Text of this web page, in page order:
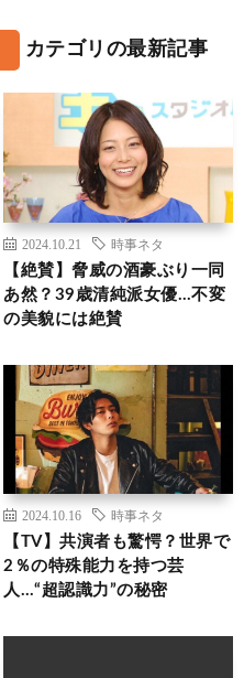
カテゴリの最新記事
2024.10.21 時事ネタ
【絶賛】脅威の酒豪ぶり一同
あ然？39歳清純派女優…不変
の美貌には絶賛
2024.10.16 時事ネタ
【TV】共演者も驚愕？世界で
2％の特殊能力を持つ芸
人…“超認識力”の秘密